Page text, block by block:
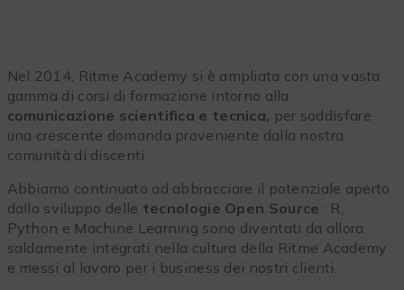
Nel 2014, Ritme Academy si è ampliata con una vasta
gamma di corsi di formazione intorno alla
comunicazione scientifica e tecnica, per soddisfare
una crescente domanda proveniente dalla nostra
comunità di discenti.
Abbiamo continuato ad abbracciare il potenziale aperto
dallo sviluppo delle tecnologie Open Source : R,
Python e Machine Learning sono diventati da allora
saldamente integrati nella cultura della Ritme Academy
e messi al lavoro per i business dei nostri clienti.